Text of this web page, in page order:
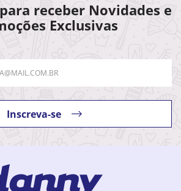
receber Novidades e
Exclusivas
Inscreva-se